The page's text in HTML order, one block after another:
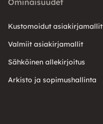
Ominaisuudet
Kustomoidut asiakirjamallit
Valmiit asiakirjamallit
Sähköinen allekirjoitus
Arkisto ja sopimushallinta